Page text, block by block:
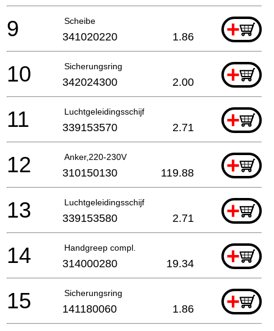
Scheibe +
9 341020220 1.86
Sicherungsring +
10 342024300 2.00
Luchtgeleidingsschijf +
11 339153570 2.71
Anker,220-230V +
12 310150130 119.88
Luchtgeleidingsschijf +
13 339153580 2.71
Handgreep compl. +
14 314000280 19.34
Sicherungsring +
15 141180060 1.86